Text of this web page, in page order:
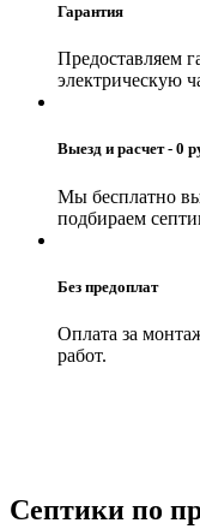
Гарантия
Предоставляем
электрическую
Выезд и расчет - 0
Мы бесплатно
подбираем
Без предоплат
Оплата за
работ.
Септики по